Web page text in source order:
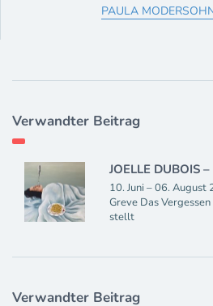
PAULA
Verwandter Beitrag
JOELLE DUBOIS
10. Juni – 06. August
Greve Das
stellt
Verwandter Beitrag